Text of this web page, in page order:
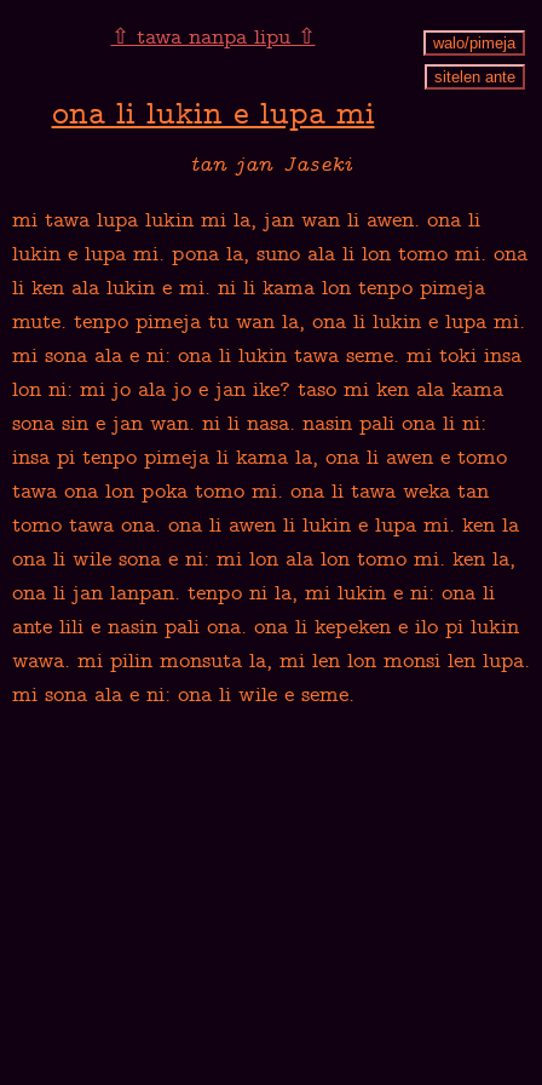
walo/pimeja
sitelen ante
⇧ tawa nanpa lipu ⇧
ona li lukin e lupa mi
tan jan Jaseki
mi tawa lupa lukin mi la, jan wan li awen. ona li
lukin e lupa mi. pona la, suno ala li lon tomo mi. ona
li ken ala lukin e mi. ni li kama lon tenpo pimeja
mute. tenpo pimeja tu wan la, ona li lukin e lupa mi.
mi sona ala e ni: ona li lukin tawa seme. mi toki insa
lon ni: mi jo ala jo e jan ike? taso mi ken ala kama
sona sin e jan wan. ni li nasa. nasin pali ona li ni:
insa pi tenpo pimeja li kama la, ona li awen e tomo
tawa ona lon poka tomo mi. ona li tawa weka tan
tomo tawa ona. ona li awen li lukin e lupa mi. ken la
ona li wile sona e ni: mi lon ala lon tomo mi. ken la,
ona li jan lanpan. tenpo ni la, mi lukin e ni: ona li
ante lili e nasin pali ona. ona li kepeken e ilo pi lukin
wawa. mi pilin monsuta la, mi len lon monsi len lupa.
mi sona ala e ni: ona li wile e seme.